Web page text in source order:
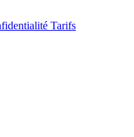
Tarifs